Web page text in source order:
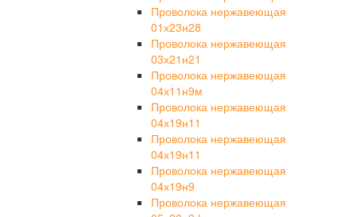
Проволока нержавеющая
01х23н28
Проволока нержавеющая
03х21н21
Проволока нержавеющая
04х11н9м
Проволока нержавеющая
04х19н11
Проволока нержавеющая
04х19н11
Проволока нержавеющая
04х19н9
Проволока нержавеющая